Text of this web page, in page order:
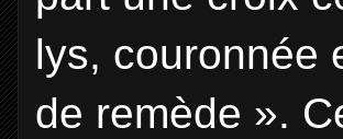
lys, couronnée
de remède ».